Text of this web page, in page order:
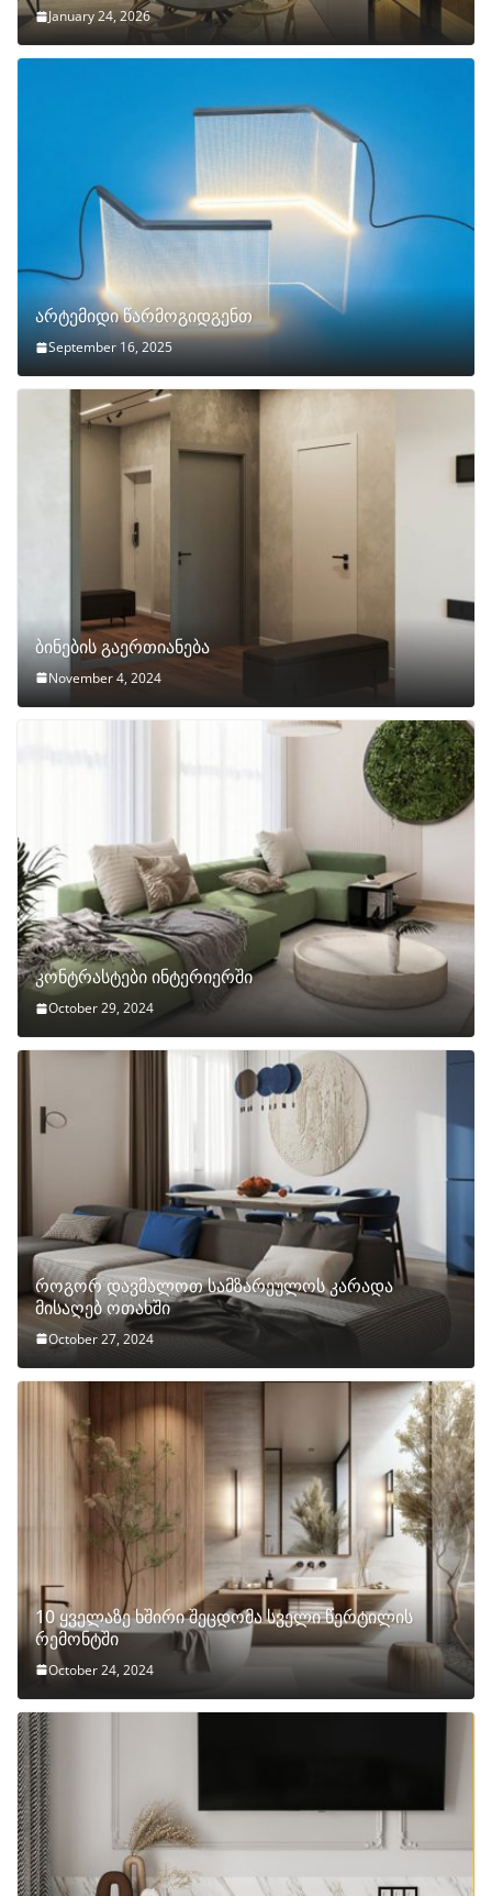
January 24, 2026
არტემიდი წარმოგიდგენთ
September 16, 2025
ბინების გაერთიანება
November 4, 2024
კონტრასტები ინტერიერში
October 29, 2024
როგორ დავმალოთ სამზარეულოს კარადა
მისაღებ ოთახში
October 27, 2024
10 ყველაზე ხშირი შეცდომა სველი წერტილის
რემონტში
October 24, 2024